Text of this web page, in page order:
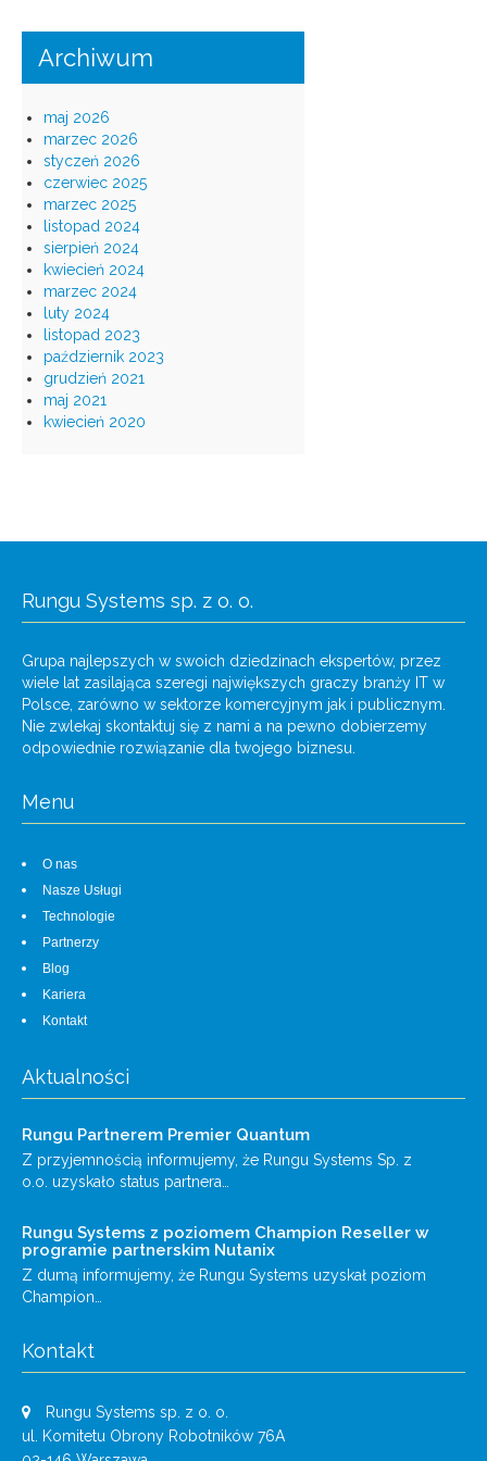
Archiwum
maj 2026
marzec 2026
styczeń 2026
czerwiec 2025
marzec 2025
listopad 2024
sierpień 2024
kwiecień 2024
marzec 2024
luty 2024
listopad 2023
październik 2023
grudzień 2021
maj 2021
kwiecień 2020
Rungu Systems sp. z o. o.
Grupa najlepszych w swoich dziedzinach ekspertów, przez
wiele lat zasilająca szeregi największych graczy branży IT w
Polsce, zarówno w sektorze komercyjnym jak i publicznym.
Nie zwlekaj skontaktuj się z nami a na pewno dobierzemy
odpowiednie rozwiązanie dla twojego biznesu.
Menu
O nas
Nasze Usługi
Technologie
Partnerzy
Blog
Kariera
Kontakt
Aktualności
Rungu Partnerem Premier Quantum
Z przyjemnością informujemy, że Rungu Systems Sp. z
o.o. uzyskało status partnera…
Rungu Systems z poziomem Champion Reseller w
programie partnerskim Nutanix
Z dumą informujemy, że Rungu Systems uzyskał poziom
Champion…
Kontakt
Rungu Systems sp. z o. o.
ul. Komitetu Obrony Robotników 76A